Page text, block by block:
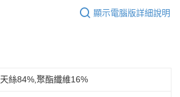
顯示電腦版詳細說明
天絲84%,聚酯纖維16%